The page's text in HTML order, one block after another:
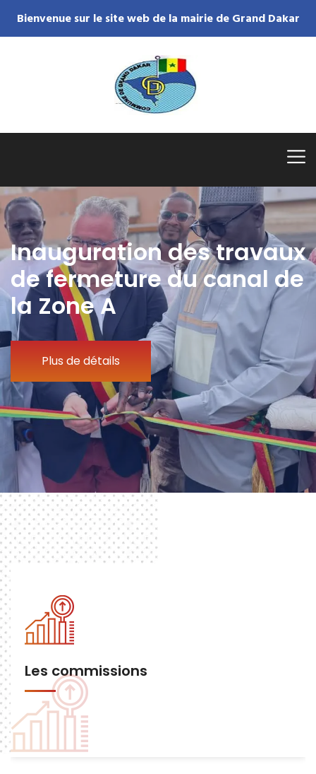
Bienvenue sur le site web de la mairie de Grand Dakar
Inauguration des travaux
de fermeture du canal de
la Zone A
Plus de détails
Les commissions